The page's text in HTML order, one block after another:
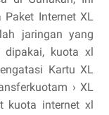
Paket Internet XL
jaringan yang
kuota xl
Kartu XL
› XL
kuota internet xl